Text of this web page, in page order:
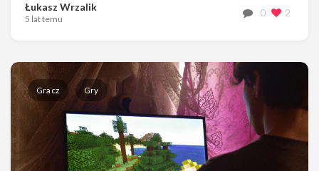
Łukasz Wrzalik
5 lat temu
0 2
Gracz Gry